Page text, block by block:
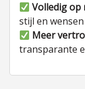
Volledig op
stijl en
Meer
transparante